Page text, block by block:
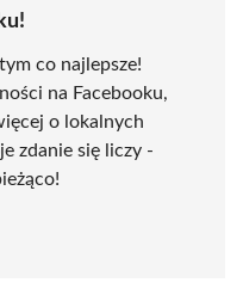
co najlepsze!
na Facebooku,
o lokalnych
zdanie się liczy -